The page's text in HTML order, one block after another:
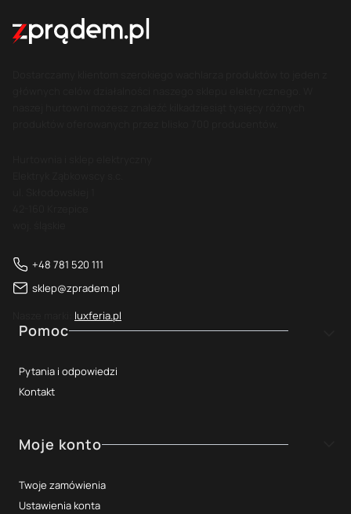
+48 781 520 111
sklep@zpradem.pl
luxferia.pl
Linki w stopce
Pomoc
Pytania i odpowiedzi
Kontakt
Moje konto
Twoje zamówienia
Ustawienia konta